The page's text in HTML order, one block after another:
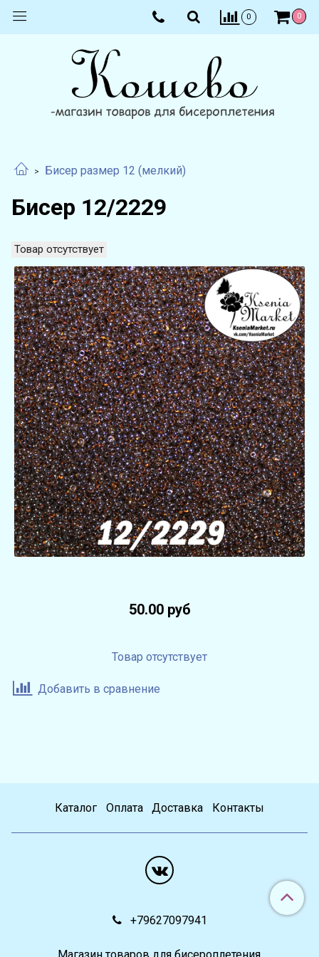
0 0
Бисер размер 12 (мелкий)
Бисер 12/2229
Товар отсутствует
50.00 руб
Товар отсутствует
Добавить в сравнение
Каталог Оплата Доставка Контакты
+79627097941